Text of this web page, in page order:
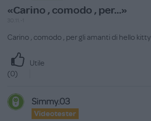
«Carino , comodo , per...»
Carino , comodo , per gli amanti di hello kitty
Utile
(0)
Simmy.03
Videotester